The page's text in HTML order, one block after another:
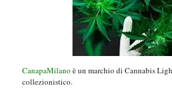
CanapaMilano è un marchio di Cannabis
collezionistico.